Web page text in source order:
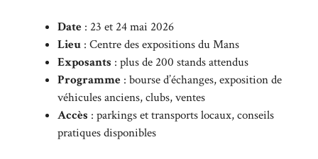
Date : 23 et 24 mai 2026
Lieu : Centre des expositions du Mans
Exposants : plus de 200 stands attendus
Programme : bourse d’échanges, exposition de
véhicules anciens, clubs, ventes
Accès : parkings et transports locaux, conseils
pratiques disponibles